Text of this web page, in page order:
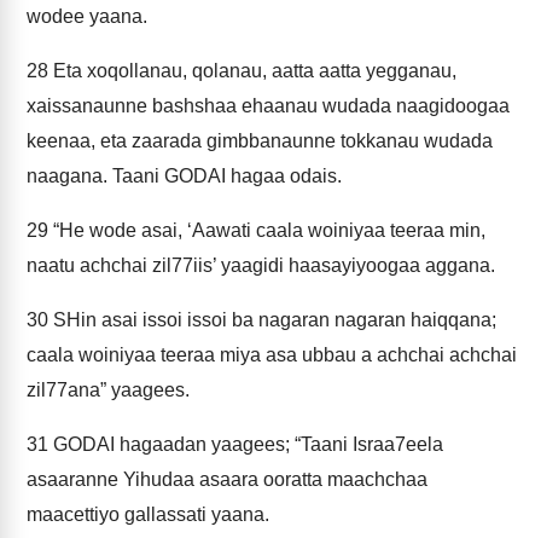
wodee yaana.
28 Eta xoqollanau, qolanau, aatta aatta yegganau,
xaissanaunne bashshaa ehaanau wudada naagidoogaa
keenaa, eta zaarada gimbbanaunne tokkanau wudada
naagana. Taani GODAI hagaa odais.
29 “He wode asai, ‘Aawati caala woiniyaa teeraa min,
naatu achchai zil77iis’ yaagidi haasayiyoogaa aggana.
30 SHin asai issoi issoi ba nagaran nagaran haiqqana;
caala woiniyaa teeraa miya asa ubbau a achchai achchai
zil77ana” yaagees.
31 GODAI hagaadan yaagees; “Taani Israa7eela
asaaranne Yihudaa asaara ooratta maachchaa
maacettiyo gallassati yaana.